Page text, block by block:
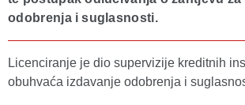
odobrenja i suglasnosti.
Licenciranje je dio supervizije kreditnih
obuhvaća izdavanje odobrenja i